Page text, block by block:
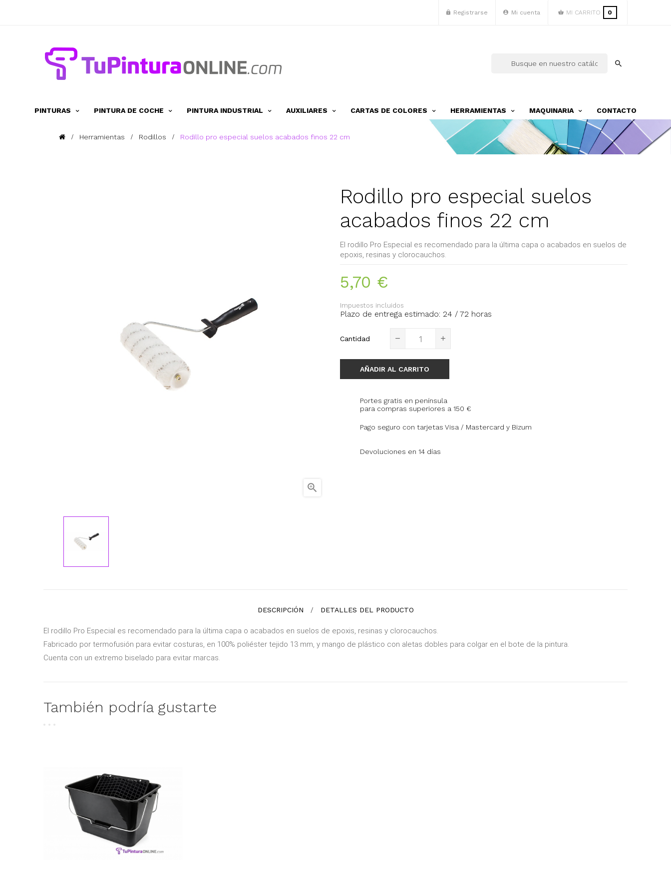
Registrarse Mi cuenta MI CARRITO 0
PINTURAS PINTURA DE COCHE PINTURA INDUSTRIAL AUXILIARES CARTAS DE COLORES HERRAMIENTAS MAQUINARIA CONTACTO
Herramientas Rodillos Rodillo pro especial suelos acabados finos 22 cm

Rodillo pro especial suelos
acabados finos 22 cm
El rodillo Pro Especial es recomendado para la última capa o acabados en suelos de
epoxis, resinas y clorocauchos.
5,70 €
Impuestos incluidos
Plazo de entrega estimado: 24 / 72 horas
Cantidad
AÑADIR AL CARRITO
Portes gratis en península
para compras superiores a 150 €
Pago seguro con tarjetas Visa / Mastercard y Bizum
Devoluciones en 14 días
DESCRIPCIÓN DETALLES DEL PRODUCTO
El rodillo Pro Especial es recomendado para la última capa o acabados en suelos de epoxis, resinas y clorocauchos.
Fabricado por termofusión para evitar costuras, en 100% poliéster tejido 13 mm, y mango de plástico con aletas dobles para colgar en el bote de la pintura.
Cuenta con un extremo biselado para evitar marcas.
También podría gustarte